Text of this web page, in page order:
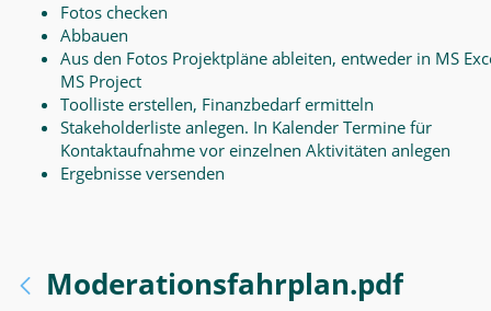
Fotos checken
Abbauen
Aus den Fotos Projektpläne ableiten, entweder in MS
MS Project
Toolliste erstellen, Finanzbedarf ermitteln
Stakeholderliste anlegen. In Kalender Termine für
Kontaktaufnahme vor einzelnen Aktivitäten anlegen
Ergebnisse versenden
Moderationsfahrplan.pdf